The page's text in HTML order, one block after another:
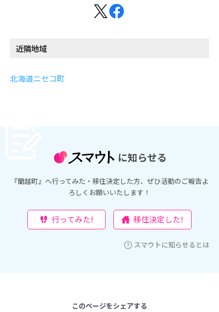
近隣地域
北海道ニセコ町
に知らせる
『蘭越町』へ行ってみた・移住決定した方、ぜひ活動のご報告よ
ろしくお願いいたします！
行ってみた! 移住決定した!
スマウトに知らせるとは
このページをシェアする